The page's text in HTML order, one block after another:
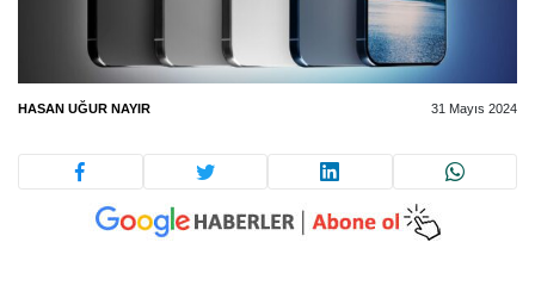
HASAN UĞUR NAYIR 31 Mayıs 2024